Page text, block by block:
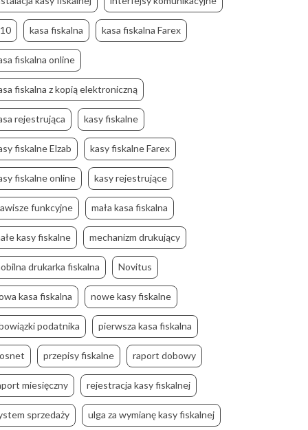
kasa fiskalna kasa fiskalna Farex
fiskalna online
fiskalna z kopią elektroniczną
rejestrująca kasy fiskalne
fiskalne Elzab kasy fiskalne Farex
fiskalne online kasy rejestrujące
funkcyjne mała kasa fiskalna
kasy fiskalne mechanizm drukujący
drukarka fiskalna Novitus
kasa fiskalna nowe kasy fiskalne
podatnika pierwsza kasa fiskalna
przepisy fiskalne raport dobowy
miesięczny rejestracja kasy fiskalnej
sprzedaży ulga za wymianę kasy fiskalnej